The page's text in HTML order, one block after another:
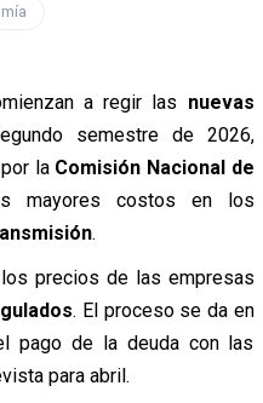
a regir las nuevas
semestre de 2026,
por la Comisión Nacional de
mayores costos en los
.
precios de las empresas
. El proceso se da en
pago de la deuda con las
para abril.